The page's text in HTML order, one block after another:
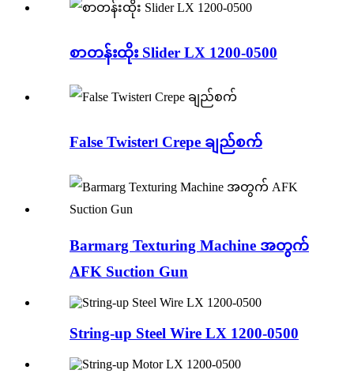
စာတန်းထိုး Slider LX 1200-0500
False Twister၊ Crepe ချည်စက်
Barmarg Texturing Machine အတွက်
AFK Suction Gun
String-up Steel Wire LX 1200-0500